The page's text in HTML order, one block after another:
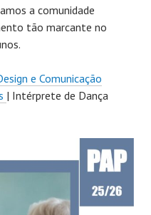
a comunidade
tão marcante no
e Comunicação
| Intérprete de Dança